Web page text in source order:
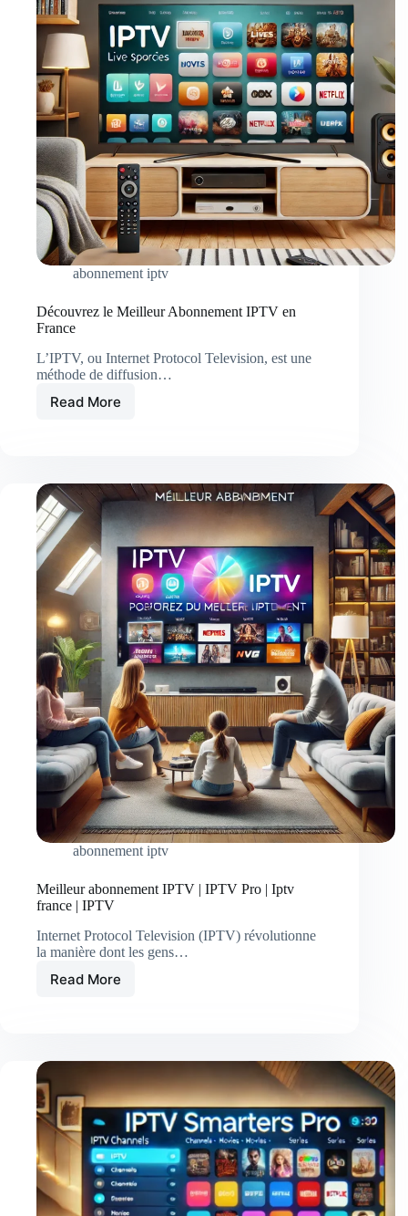
abonnement iptv
Découvrez le Meilleur Abonnement IPTV en
France
L’IPTV, ou Internet Protocol Television, est une
méthode de diffusion…
Read More
Découvrez
en
France
abonnement iptv
Meilleur abonnement IPTV | IPTV Pro | Iptv
france | IPTV
Internet Protocol Television (IPTV) révolutionne
la manière dont les gens…
Read More
Meilleur
|
Iptv
france
IPTV